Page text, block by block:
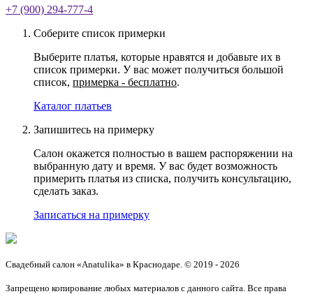
+7 (900) 294-777-4
Соберите список примерки
Выберите платья, которые нравятся и добавьте их в
список примерки. У вас может получиться большой
список, примерка - бесплатно.
Каталог платьев
Запишитесь на примерку
Салон окажется полностью в вашем распоряжении на
выбранную дату и время. У вас будет возможность
примерить платья из списка, получить консультацию,
сделать заказ.
Записаться на примерку
Свадебный салон «Anatulika» в Краснодаре. © 2019 - 2026
Запрещено копирование любых материалов с данного сайта. Все права